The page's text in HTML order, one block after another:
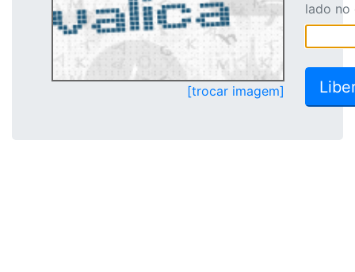
[trocar imagem]
lado no